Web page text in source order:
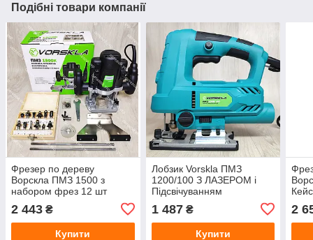
Подібні товари компанії
Фрезер по дереву
Ворскла ПМЗ 1500 з
набором фрез 12 шт
2 443 ₴
Купити
Лобзик Vorskla ПМЗ
1200/100 З ЛАЗЕРОМ і
Підсвічуванням
1 487₴
Купити
2